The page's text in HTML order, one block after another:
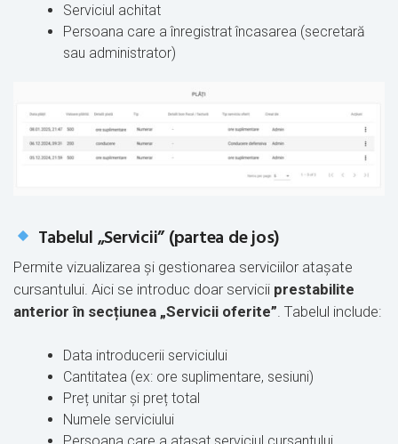
Serviciul achitat
Persoana care a înregistrat încasarea (secretară
sau administrator)
Tabelul „Servicii” (partea de jos)
Permite vizualizarea și gestionarea serviciilor atașate
cursantului. Aici se introduc doar servicii prestabilite
anterior în secțiunea „Servicii oferite” . Tabelul include:
Data introducerii serviciului
Cantitatea (ex: ore suplimentare, sesiuni)
Preț unitar și preț total
Numele serviciului
Persoana care a atașat serviciul cursantului